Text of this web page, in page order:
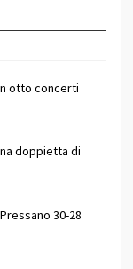
otto concerti
doppietta di
30-28